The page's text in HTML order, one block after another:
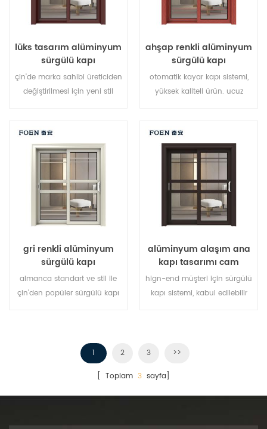
lüks tasarım alüminyum
sürgülü kapı
çin'de marka sahibi üreticiden
değiştirilmesi için yeni stil
ahşap renkli alüminyum
sürgülü kapı
otomatik kayar kapı sistemi,
yüksek kaliteli ürün. ucuz
gri renkli alüminyum
sürgülü kapı
almanca standart ve stil ile
çin'den popüler sürgülü kapı
alüminyum alaşım ana
kapı tasarımı cam
sürgülü kapı
hign-end müşteri için sürgülü
kapı sistemi, kabul edilebilir
1 2 3 >>
[ Toplam 3 sayfa]